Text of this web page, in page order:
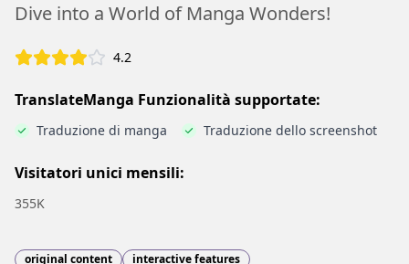
Dive into a World of Manga Wonders!
4.2
TranslateManga Funzionalità supportate:
Traduzione di manga Traduzione dello screenshot
Visitatori unici mensili:
355K
original content
interactive features